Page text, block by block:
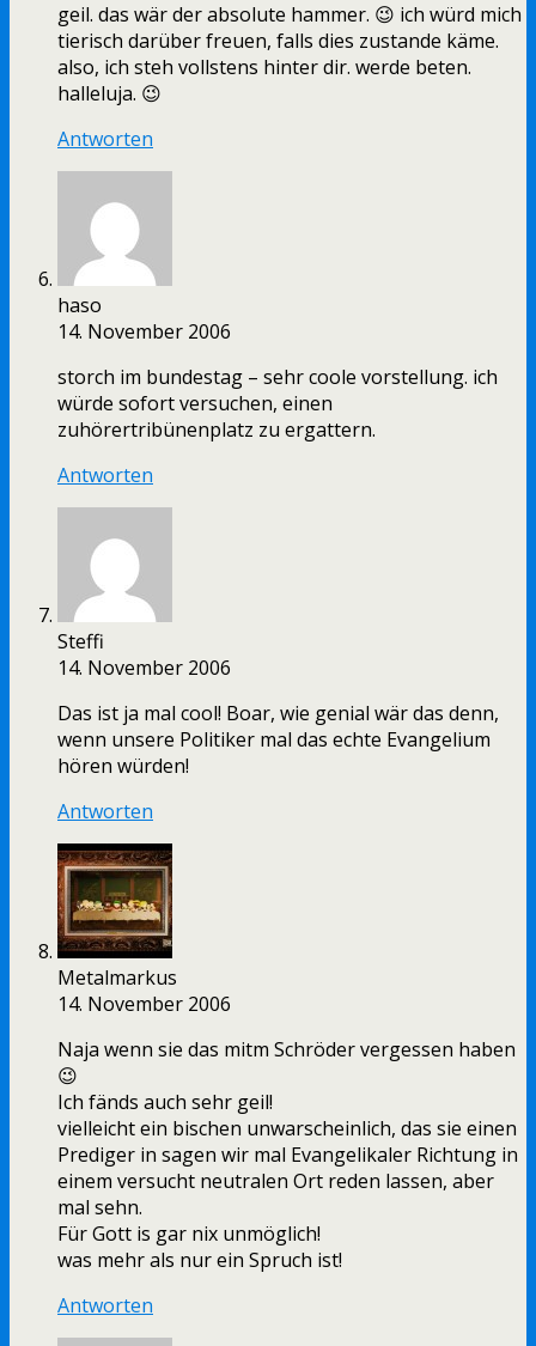
geil. das wär der absolute hammer. 😉 ich würd mich
tierisch darüber freuen, falls dies zustande käme.
also, ich steh vollstens hinter dir. werde beten.
halleluja. 😉
Antworten
haso
14. November 2006
storch im bundestag – sehr coole vorstellung. ich
würde sofort versuchen, einen
zuhörertribünenplatz zu ergattern.
Antworten
Steffi
14. November 2006
Das ist ja mal cool! Boar, wie genial wär das denn,
wenn unsere Politiker mal das echte Evangelium
hören würden!
Antworten
Metalmarkus
14. November 2006
Naja wenn sie das mitm Schröder vergessen haben
😉
Ich fänds auch sehr geil!
vielleicht ein bischen unwarscheinlich, das sie einen
Prediger in sagen wir mal Evangelikaler Richtung in
einem versucht neutralen Ort reden lassen, aber
mal sehn.
Für Gott is gar nix unmöglich!
was mehr als nur ein Spruch ist!
Antworten